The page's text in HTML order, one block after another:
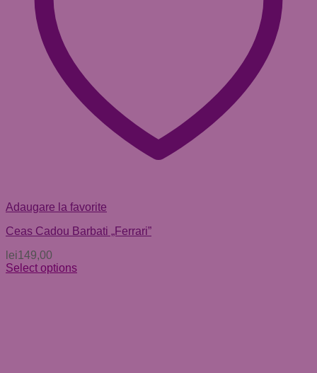
Adaugare la favorite
Ceas Cadou Barbati „Ferrari”
lei149,00
Select options